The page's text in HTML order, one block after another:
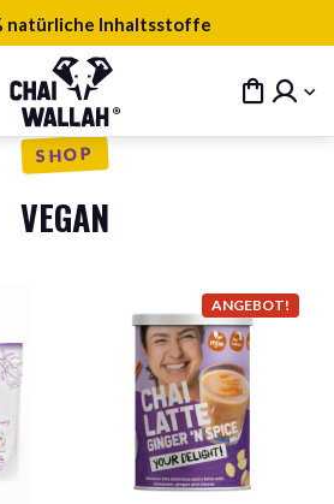
natürliche Inhaltsstoffe
SHOP
VEGAN
ANGEBOT!